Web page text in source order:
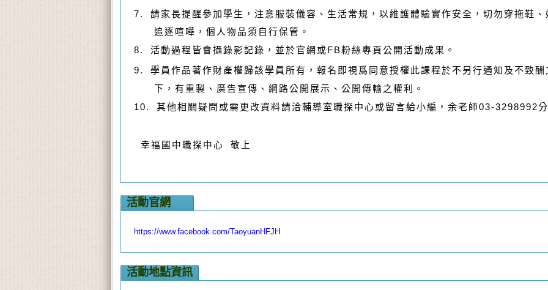
7. 請家長提醒參加學生，注意服裝儀容、生活常規，以維護體驗實作安全，切勿穿拖鞋、
追逐喧嘩，個人物品須自行保管。
8. 活動過程皆會攝錄影記錄，並於官網或FB粉絲專頁公開活動成果。
9. 學員作品著作財產權歸該學員所有，報名即視爲同意授權此課程於不另行通知及不致酬
下，有重製、廣告宣傳、網路公開展示、公開傳輸之權利。
10. 其他相關疑問或需更改資料請洽輔導室職探中心或留言給小編，余老師03-3298992
幸福國中職探中心 敬上
活動官網
https://www.facebook.com/TaoyuanHFJH
活動地點資訊